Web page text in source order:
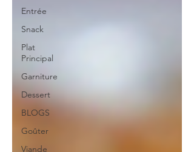
Entrée
Snack
Plat
Principal
Garniture
Dessert
BLOGS
Goûter
Viande